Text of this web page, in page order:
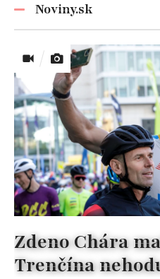
Noviny.sk
Zdeno Chára
Trenčína